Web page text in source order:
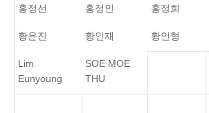
홍정선 홍정인 홍정희
황은진 황인재 황인형
Lim
Eunyoung
SOE MOE
THU